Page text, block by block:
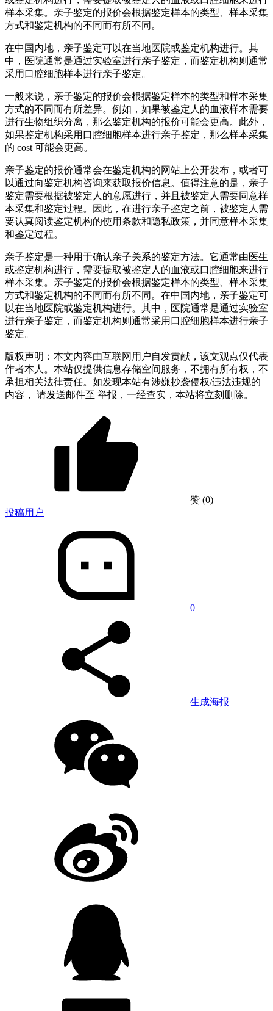
样本采集。亲子鉴定的报价会根据鉴定样本的类型、样本采集
方式和鉴定机构的不同而有所不同。
在中国内地，亲子鉴定可以在当地医院或鉴定机构进行。其
中，医院通常是通过实验室进行亲子鉴定，而鉴定机构则通常
采用口腔细胞样本进行亲子鉴定。
一般来说，亲子鉴定的报价会根据鉴定样本的类型和样本采集
方式的不同而有所差异。例如，如果被鉴定人的血液样本需要
进行生物组织分离，那么鉴定机构的报价可能会更高。此外，
如果鉴定机构采用口腔细胞样本进行亲子鉴定，那么样本采集
的 cost 可能会更高。
亲子鉴定的报价通常会在鉴定机构的网站上公开发布，或者可
以通过向鉴定机构咨询来获取报价信息。值得注意的是，亲子
鉴定需要根据被鉴定人的意愿进行，并且被鉴定人需要同意样
本采集和鉴定过程。因此，在进行亲子鉴定之前，被鉴定人需
要认真阅读鉴定机构的使用条款和隐私政策，并同意样本采集
和鉴定过程。
亲子鉴定是一种用于确认亲子关系的鉴定方法。它通常由医生
或鉴定机构进行，需要提取被鉴定人的血液或口腔细胞来进行
样本采集。亲子鉴定的报价会根据鉴定样本的类型、样本采集
方式和鉴定机构的不同而有所不同。在中国内地，亲子鉴定可
以在当地医院或鉴定机构进行。其中，医院通常是通过实验室
进行亲子鉴定，而鉴定机构则通常采用口腔细胞样本进行亲子
鉴定。
版权声明：本文内容由互联网用户自发贡献，该文观点仅代表
作者本人。本站仅提供信息存储空间服务，不拥有所有权，不
承担相关法律责任。如发现本站有涉嫌抄袭侵权/违法违规的
内容， 请发送邮件至 举报，一经查实，本站将立刻删除。
赞 (0)
投稿用户
0
生成海报